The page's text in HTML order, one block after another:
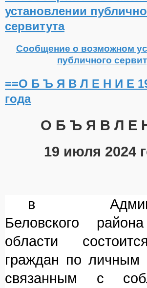
установлении
сервитута
Сообщение о возможном
публичного
==О Б Ъ Я В Л Е Н И Е
года
О Б Ъ Я В Л Е
19 июля 2024
в
Беловского
области
граждан по личным
связанным с